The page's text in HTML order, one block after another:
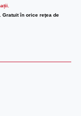
Gratuit în orice reţea de